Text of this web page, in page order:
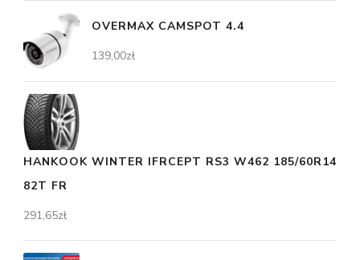
OVERMAX CAMSPOT 4.4
139,00zł
HANKOOK WINTER IFRCEPT RS3 W462 185/60R14
82T FR
291,65zł